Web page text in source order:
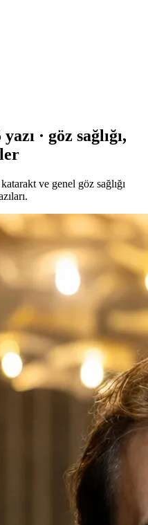
yazı · göz sağlığı,
ve genel göz sağlığı